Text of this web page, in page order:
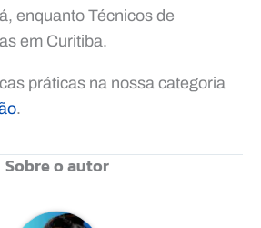
enquanto Técnicos de
em Curitiba.
práticas na nossa categoria
.
Sobre o autor